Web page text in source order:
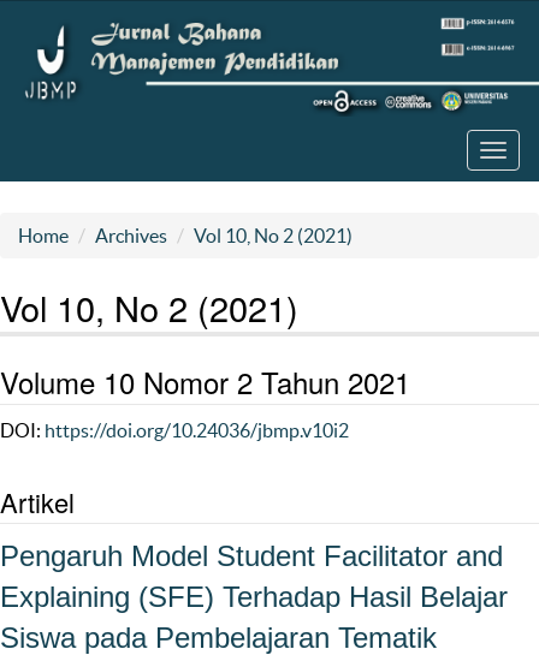
Home Archives Vol 10, No 2 (2021)
Vol 10, No 2 (2021)
Volume 10 Nomor 2 Tahun 2021
DOI: https://doi.org/10.24036/jbmp.v10i2
Artikel
Pengaruh Model Student Facilitator and
Explaining (SFE) Terhadap Hasil Belajar
Siswa pada Pembelajaran Tematik